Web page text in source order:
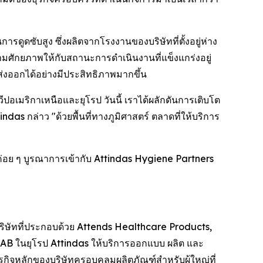
ดูดซับสูง ซึ่งผลิตจากโรงงานของบริษัทที่ตั้งอยู่ห่าง
ศักยภาพให้กับสถานะการดำเนินงานที่แข็งแกร่งอยู่
งออกได้อย่างมีประสิทธิภาพมากขึ้น
มริกาเหนือและยุโรป วันนี้ เราได้ผลักดันการเติบโต
กล่าว "ด้วยพื้นที่ทางภูมิศาสตร์ ตลาดที่ให้บริการ
ย ๆ บูรณาการเข้ากับ Attindas Hygiene Partners
ษัทที่ประกอบด้วย Attends Healthcare Products,
ในยุโรป Attindas ให้บริการออกแบบ ผลิต และ
กิจหลักของบริษัทครอบคลุมผลิตภัณฑ์สำหรับผู้ใหญ่ที่